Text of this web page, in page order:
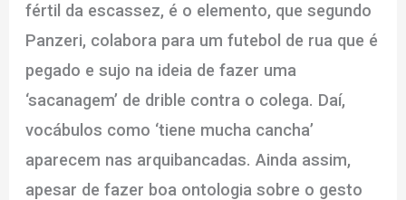
fértil da escassez, é o elemento, que segundo
Panzeri, colabora para um futebol de rua que é
pegado e sujo na ideia de fazer uma
‘sacanagem’ de drible contra o colega. Daí,
vocábulos como ‘tiene mucha cancha’
aparecem nas arquibancadas. Ainda assim,
apesar de fazer boa ontologia sobre o gesto